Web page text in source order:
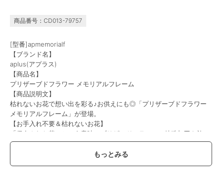
商品番号：CD013-79757
[型番]apmemorialf
【ブランド名】
aplus(アプラス)
【商品名】
プリザーブドフラワー メモリアルフレーム
【商品説明文】
枯れないお花で想い出を彩る♪お供えにも◎「プリザーブドフラワー
メモリアルフレーム」が登場。
【お手入れ不要＆枯れないお花】
「保存された花」という意味のブリザードフラワー。特殊加工を施
し、生花の風合いを長期間楽しめる。お手入れ不要なのも嬉しいポイ
【上品な雰囲気】